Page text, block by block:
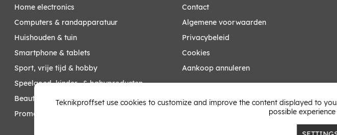
home electronics
computers & randapparatuur
huishouden & tuin
smartphone & tablets
sport, vrije tijd & hobby
speelgoed, kinder- & babyproducten
beauty & health
promoties
Contact
Algemene voorwaarden
Privacybeleid
Cookies
Aankoop annuleren
Teknikproffset use cookies to customize and improve the content displayed to
possible